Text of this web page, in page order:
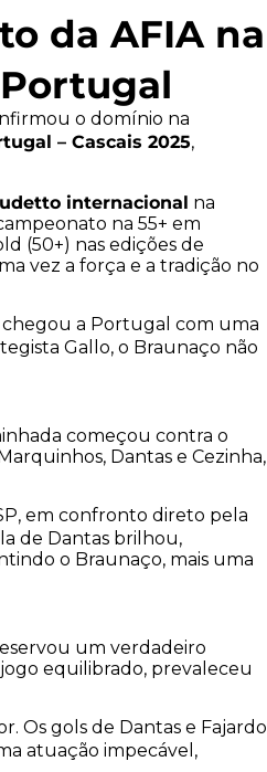
da AFIA na
o domínio na
– Cascais 2025,
internacional na
na 55+ em
(50+) nas edições de
vez a força e a tradição no
chegou a Portugal com uma
Gallo, o Braunaço não
começou contra o
Dantas e Cezinha,
em confronto direto pela
de Dantas brilhou,
o Braunaço, mais uma
um verdadeiro
equilibrado, prevaleceu
Os gols de Dantas e Fajardo
atuação impecável,